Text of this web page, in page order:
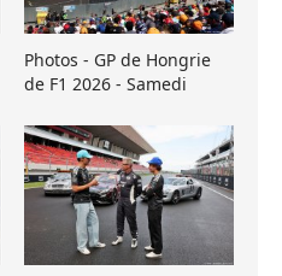
Photos - GP de Hongrie
de F1 2026 - Samedi